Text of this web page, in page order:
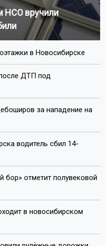
НСО вручили
в Новосибирске
ДТП под
за нападение на
водитель сбил 14-
бор» отметит полувековой
в новосибирском